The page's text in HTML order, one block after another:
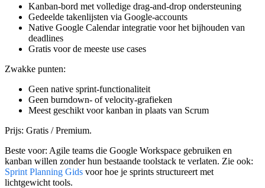
Kanban-bord met volledige drag-and-drop ondersteuning
Gedeelde takenlijsten via Google-accounts
Native Google Calendar integratie voor het bijhouden van
deadlines
Gratis voor de meeste use cases
Zwakke punten:
Geen native sprint-functionaliteit
Geen burndown- of velocity-grafieken
Meest geschikt voor kanban in plaats van Scrum
Prijs: Gratis / Premium.
Beste voor: Agile teams die Google Workspace gebruiken en
kanban willen zonder hun bestaande toolstack te verlaten. Zie ook:
Sprint Planning Gids voor hoe je sprints structureert met
lichtgewicht tools.